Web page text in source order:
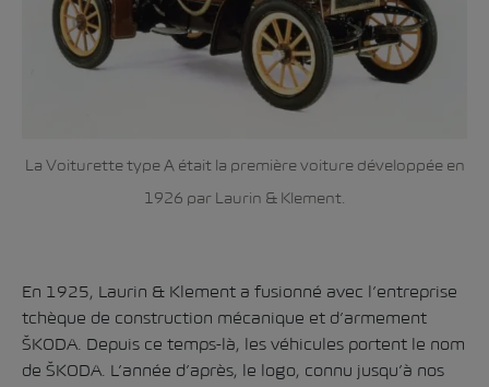
La Voiturette type A était la première voiture développée en
1926 par Laurin & Klement.
En 1925, Laurin & Klement a fusionné avec l’entreprise
tchèque de construction mécanique et d’armement
ŠKODA. Depuis ce temps-là, les véhicules portent le nom
de ŠKODA. L’année d’après, le logo, connu jusqu’à nos